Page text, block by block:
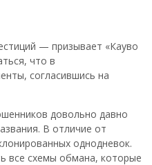
— призывает «Кауво
что в
согласившись на
довольно давно
В отличие от
однодневок.
все схемы обмана, которые